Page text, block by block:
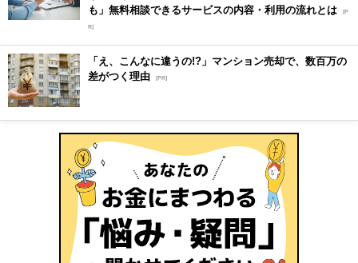
も」無料相談できるサービスの内容・利用の流れとは [P
R]
「え、こんなに違うの!?」マンション売却で、数百万の
差がつく理由 [PR]